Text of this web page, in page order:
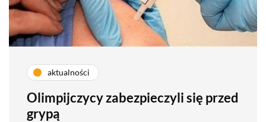
aktualności
Olimpijczycy zabezpieczyli się przed
grypą